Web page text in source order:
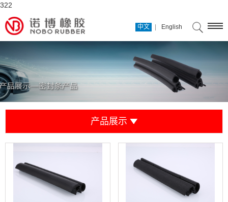
322
中文 English
产品展示